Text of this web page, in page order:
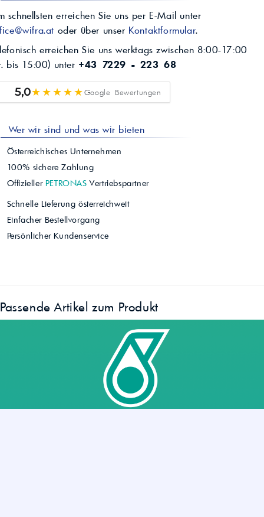
schnellsten erreichen Sie uns per E-Mail unter
oder über unser Kontaktformular.
erreichen Sie uns werktags zwischen 8:00-17:00
bis 15:00) unter +43 7229 - 223 68
5,0★★★★★Google Bewertungen
Wer wir sind und was wir bieten
Österreichisches Unternehmen
100% sichere Zahlung
Offizieller PETRONAS Vertriebspartner
Schnelle Lieferung österreichweit
Einfacher Bestellvorgang
Persönlicher Kundenservice
Passende Artikel zum Produkt